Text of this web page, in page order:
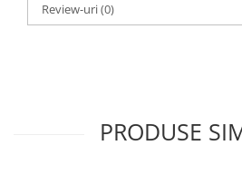
Review-uri(0)
PRODUSE